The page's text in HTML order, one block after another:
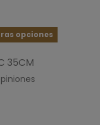
opciones
35CM